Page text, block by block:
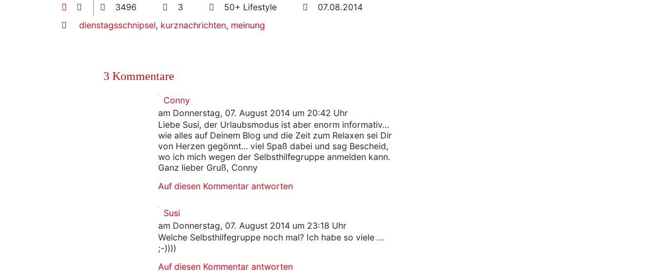
3496 3 50+ Lifestyle
07.08.2014
dienstagsschnipsel, kurznachrichten, meinung
3 Kommentare
Conny
am Donnerstag, 07. August 2014 um 20:42 Uhr
Liebe Susi, der Urlaubsmodus ist aber enorm informativ…
wie alles auf Deinem Blog und die Zeit zum Relaxen sei Dir
von Herzen gegönnt… viel Spaß dabei und sag Bescheid,
wo ich mich wegen der Selbsthilfegruppe anmelden kann.
Ganz lieber Gruß, Conny
Auf diesen Kommentar antworten
Susi
am Donnerstag, 07. August 2014 um 23:18 Uhr
Welche Selbsthilfegruppe noch mal? Ich habe so viele ...
;-))))
Auf diesen Kommentar antworten